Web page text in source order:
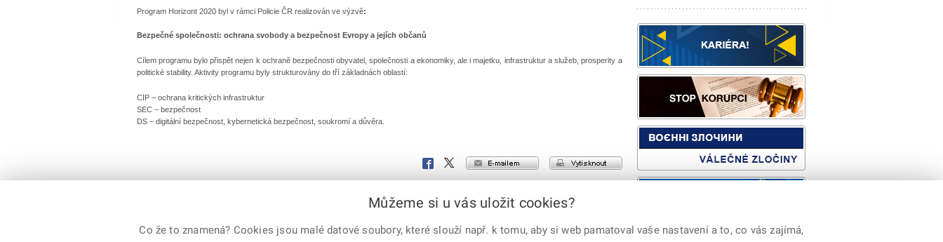
Program Horizont 2020 byl v rámci Policie ČR realizován ve výzvě:
Bezpečné společnosti: ochrana svobody a bezpečnost Evropy a jejích občanů
Cílem programu bylo přispět nejen k ochraně bezpečnosti obyvatel, společnosti a ekonomiky, ale i majetku, infrastruktur a služeb, prosperity a
politické stability. Aktivity programu byly strukturovány do tří základnách oblastí:
CIP – ochrana kritických infrastruktur
SEC – bezpečnost
DS – digitální bezpečnost, kybernetická bezpečnost, soukromí a důvěra.
vytisknout
e-mailem
X
Facebook
Můžeme si u vás uložit cookies?
Co že to znamená? Cookies jsou malé datové soubory, které slouží např. k tomu, aby si web pamatoval vaše nastavení a to, co vás zajímá,